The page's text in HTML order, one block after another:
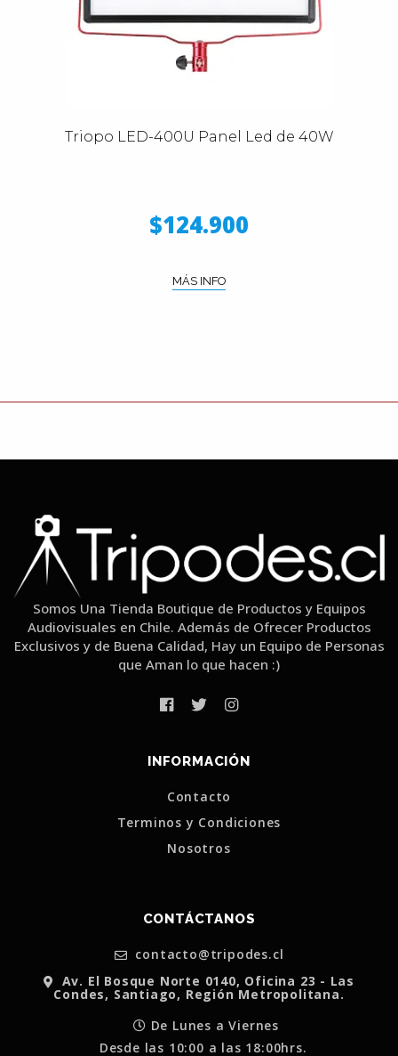
Triopo LED-400U Panel Led de 40W
$124.900
MÁS INFO
Somos Una Tienda Boutique de Productos y Equipos
Audiovisuales en Chile. Además de Ofrecer Productos
Exclusivos y de Buena Calidad, Hay un Equipo de Personas
que Aman lo que hacen :)
INFORMACIÓN
Contacto
Terminos y Condiciones
Nosotros
CONTÁCTANOS
contacto@tripodes.cl
Av. El Bosque Norte 0140, Oficina 23 - Las
Condes, Santiago, Región Metropolitana.
De Lunes a Viernes
Desde las 10:00 a las 18:00hrs.